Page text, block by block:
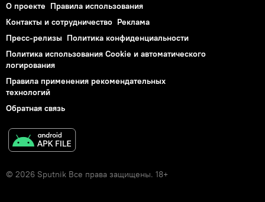
О проекте Правила использования
Контакты и сотрудничество Реклама
Пресс-релизы Политика конфиденциальности
Политика использования Cookie и автоматического
логирования
Правила применения рекомендательных
технологий
Обратная связь
© 2026 Sputnik Все права защищены. 18+